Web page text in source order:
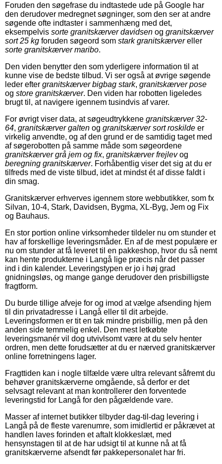
Foruden den søgefrase du indtastede ude på Google har
den derudover medregnet søgninger, som den ser at andre
søgende ofte indtaster i sammenhæng med det,
eksempelvis sorte granitskærver davidsen og granitskærver
sort 25 kg foruden søgeord som stark granitskærvereller
sorte granitskærver maribo.
Den viden benytter den som yderligere information til at
kunne vise de bedste tilbud. Vi ser også at øvrige søgende
leder efter granitskærver bigbag stark, granitskærver pose
og store granitskærver. Den viden har robotten ligeledes
brugt til, at navigere igennem tusindvis af varer.
For øvrigt viser data, at søgeudtrykkene granitskærver 32-
64, granitskærver galten og granitskærver sort roskilde er
virkelig anvendte, og af den grund er de samtidig taget med
af søgerobotten på samme måde som søgeordene
granitskærver grå jem og fix, granitskærver frejlevog
beregning granitskærver. Forhåbentlig viser det sig at du er
tilfreds med de viste tilbud, idet at mindst ét af disse faldt i
din smag.
Granitskærver erhverves igennem store webbutikker, som fx
Silvan, 10-4, Stark, Davidsen, Bygma, XL-Byg, Jem og Fix
og Bauhaus.
En stor portion online virksomheder tildeler nu om stunder et
hav af forskellige leveringsmåder. En af de mest populære er
nu om stunder at få leveret til en pakkeshop, hvor du så nemt
kan hente produkterne i Langå lige præcis når det passer
ind i din kalender. Leveringstypen er jo i høj grad
gnidningsløs, og mange gange derudover den prisbilligste
fragtform.
Du burde tillige afveje for og imod at vælge afsending hjem
til din privatadresse i Langå eller til dit arbejde.
Leveringsformen er tit en tak mindre prisbillig, men på den
anden side temmelig enkel. Den mest letkøbte
leveringsmanér vil dog utvivlsomt være at du selv henter
ordren, men dette forudsætter at du er nærved granitskærver
online forretningens lager.
Fragttiden kan i nogle tilfælde være ultra relevant såfremt du
behøver granitskærverne omgående, så derfor er det
selvsagt relevant at man kontrollerer den forventede
leveringstid for Langå for den pågældende vare.
Masser af internet butikker tilbyder dag-til-dag levering i
Langå på de fleste varenumre, som imidlertid er påkrævet at
handlen laves forinden et aftalt klokkeslæt, med
hensynstagen til at de har udsigt til at kunne nå at få
granitskærverne afsendt før pakkepersonalet har fri.